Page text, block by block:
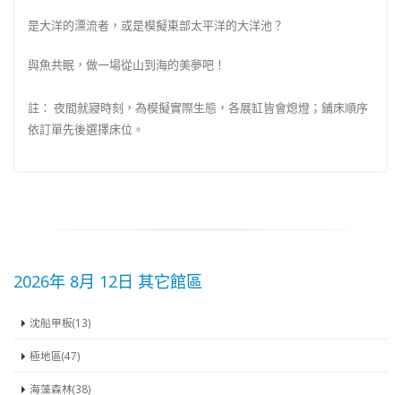
是大洋的漂流者，或是模擬東部太平洋的大洋池？
與魚共眠，做一場從山到海的美夢吧！
註： 夜間就寢時刻，為模擬實際生態，各展缸皆會熄燈；鋪床順序
依訂單先後選擇床位。
2026年 8月 12日 其它館區
沈船甲板(13)
極地區(47)
海藻森林(38)